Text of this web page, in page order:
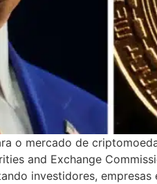
o mercado de
and Exchange
investidores,